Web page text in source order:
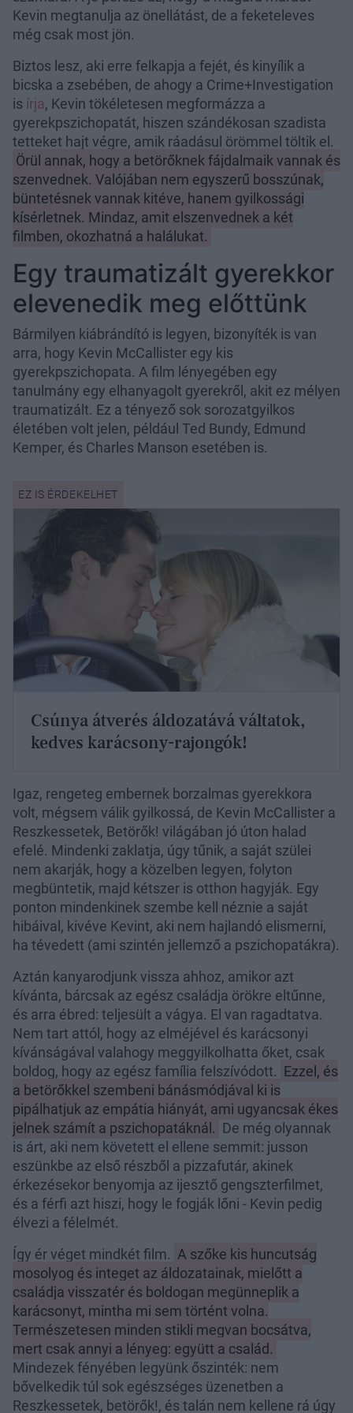
Kevin megtanulja az önellátást, de a feketeleves
még csak most jön.
Biztos lesz, aki erre felkapja a fejét, és kinyílik a
bicska a zsebében, de ahogy a Crime+Investigation
is írja, Kevin tökéletesen megformázza a
gyerekpszichopatát, hiszen szándékosan szadista
tetteket hajt végre, amik ráadásul örömmel töltik el.
Örül annak, hogy a betörőknek fájdalmaik vannak és
szenvednek. Valójában nem egyszerű bosszúnak,
büntetésnek vannak kitéve, hanem gyilkossági
kísérletnek. Mindaz, amit elszenvednek a két
filmben, okozhatná a halálukat.
Egy traumatizált gyerekkor
elevenedik meg előttünk
Bármilyen kiábrándító is legyen, bizonyíték is van
arra, hogy Kevin McCallister egy kis
gyerekpszichopata. A film lényegében egy
tanulmány egy elhanyagolt gyerekről, akit ez mélyen
traumatizált. Ez a tényező sok sorozatgyilkos
életében volt jelen, például Ted Bundy, Edmund
Kemper, és Charles Manson esetében is.
Csúnya átverés áldozatává váltatok,
kedves karácsony-rajongók!
Igaz, rengeteg embernek borzalmas gyerekkora
volt, mégsem válik gyilkossá, de Kevin McCallister a
Reszkessetek, Betörők! világában jó úton halad
efelé. Mindenki zaklatja, úgy tűnik, a saját szülei
nem akarják, hogy a közelben legyen, folyton
megbüntetik, majd kétszer is otthon hagyják. Egy
ponton mindenkinek szembe kell néznie a saját
hibáival, kivéve Kevint, aki nem hajlandó elismerni,
ha tévedett (ami szintén jellemző a pszichopatákra).
Aztán kanyarodjunk vissza ahhoz, amikor azt
kívánta, bárcsak az egész családja örökre eltűnne,
és arra ébred: teljesült a vágya. El van ragadtatva.
Nem tart attól, hogy az elméjével és karácsonyi
kívánságával valahogy meggyilkolhatta őket, csak
boldog, hogy az egész família felszívódott. Ezzel, és
a betörőkkel szembeni bánásmódjával ki is
pipálhatjuk az empátia hiányát, ami ugyancsak ékes
jelnek számít a pszichopatáknál. De még olyannak
is árt, aki nem követett el ellene semmit: jusson
eszünkbe az első részből a pizzafutár, akinek
érkezésekor benyomja az ijesztő gengszterfilmet,
és a férfi azt hiszi, hogy le fogják lőni - Kevin pedig
élvezi a félelmét.
Így ér véget mindkét film. A szőke kis huncutság
mosolyog és integet az áldozatainak, mielőtt a
családja visszatér és boldogan megünneplik a
karácsonyt, mintha mi sem történt volna.
Természetesen minden stikli megvan bocsátva,
mert csak annyi a lényeg: együtt a család.
Mindezek fényében legyünk őszinték: nem
bővelkedik túl sok egészséges üzenetben a
Reszkessetek, betörők!, és talán nem kellene rá úgy